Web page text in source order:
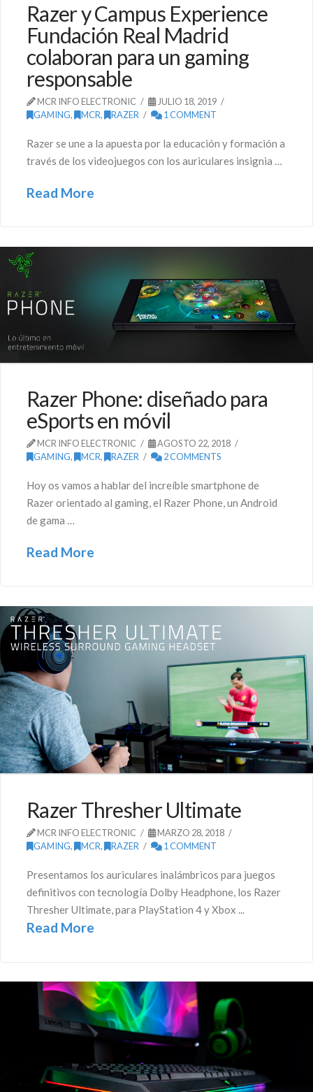
Razer y Campus Experience
Fundación Real Madrid
colaboran para un gaming
responsable
MCR INFO ELECTRONIC
JULIO 18, 2019
GAMING, MCR, RAZER 1 COMMENT
Razer se une a la apuesta por la educación y formación a
través de los videojuegos con los auriculares insignia …
Read More
Razer Phone: diseñado para
eSports en móvil
MCR INFO ELECTRONIC
AGOSTO 22, 2018
GAMING, MCR, RAZER 2 COMMENTS
Hoy os vamos a hablar del increíble smartphone de
Razer orientado al gaming, el Razer Phone, un Android
de gama …
Read More
Razer Thresher Ultimate
MCR INFO ELECTRONIC
MARZO 28, 2018
GAMING, MCR, RAZER 1 COMMENT
Presentamos los auriculares inalámbricos para juegos
definitivos con tecnología Dolby Headphone, los Razer
Thresher Ultimate, para PlayStation 4 y Xbox ...
Read More